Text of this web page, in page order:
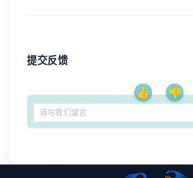
提交反馈
👍 👎